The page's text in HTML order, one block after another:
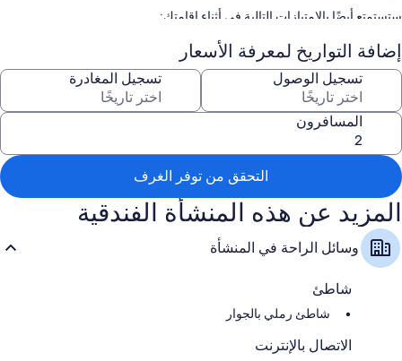
ستستمتع أيضًا بالامتيازات التالية في أثناء إقامتك:
صف السيارة بمعرفة النزيل مجانًا
فطور كونتينينتال (برسوم إضافية)، وحافلة للتوصيل من وإلى المطار (بتكلفة
إضافية)، ومصعد
أثاث خارجي، ولا يُسمَح بالتدخين، وتخزين الأمتعة
تُشير تقييمات النزلاء إلى المستوى المتميز لالحالة العامة للمنشأة
سمات الغرفة
تقدم جميع غرف النزلاء في منِشأة كومفرت سويتس أدق اللمسات المدروسة
مثل تكييف، إلى جانب وسائل راحة مثل إنترنت لاسلكي مجاناً وخزنات.
تشمل اللوازم المتوفرة في جميع الغرفة الأخرى:
حمامات مزودة بتجهيزات دش ومجففات شعر
تلفزيونات إل إي دي مزودة بقنوات فضائية
مطابخ مُصغّرة، وثلاجات، وأجهزة ميكروويف
إضافة التواريخ لمعرفة الأسعار
تسجيل الوصول تسجيل المغادرة
المسافرون
التحقق من توفر الغرف
المزيد عن هذه المنشأة الفندقية
وسائل الراحة في المنشأة
شاطئ
شاطئ رملي بالجوار
الاتصال بالإنترنت